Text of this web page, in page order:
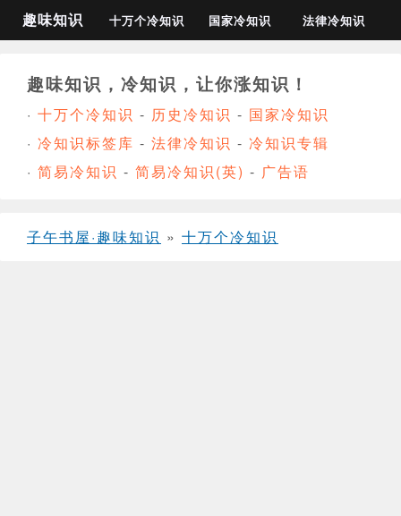
趣味知识 十万个冷知识 国家冷知识 法律冷知识
趣味知识，冷知识，让你涨知识！
· 十万个冷知识 - 历史冷知识 - 国家冷知识
· 冷知识标签库 - 法律冷知识 - 冷知识专辑
· 简易冷知识 - 简易冷知识(英) - 广告语
子午书屋·趣味知识 » 十万个冷知识